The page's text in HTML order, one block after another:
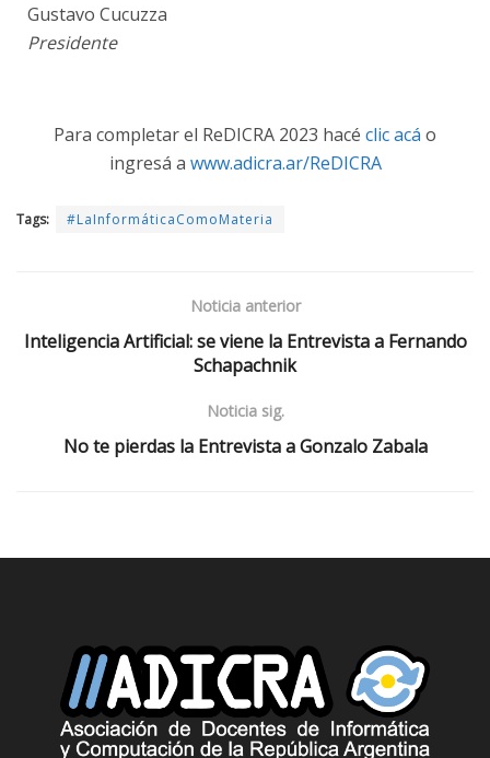
Gustavo Cucuzza
Presidente
Para completar el ReDICRA 2023 hacé clic acá o
ingresá a www.adicra.ar/ReDICRA
Tags: #LaInformáticaComoMateria
Noticia anterior
Inteligencia Artificial: se viene la Entrevista a Fernando
Schapachnik
Noticia sig.
No te pierdas la Entrevista a Gonzalo Zabala